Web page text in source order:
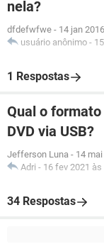
nela?
dfdefwfwe - 14 jan
usuário anônimo -
1 Respostas
Qual o
DVD via USB?
Jefferson Luna - 14
Adri - 16 fev 2021 às
34 Respostas